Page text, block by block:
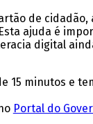
de
ajuda é
digital
15 minutos e
Portal do